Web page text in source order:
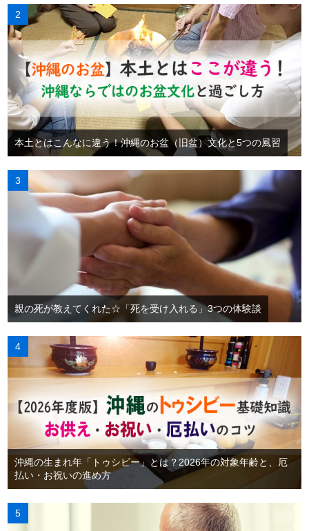
本土とはこんなに違う！沖縄のお盆（旧盆）文化と5つの風習
親の死が教えてくれた☆「死を受け入れる」3つの体験談
沖縄の生まれ年「トゥシビー」とは？2026年の対象年齢と、厄
払い・お祝いの進め方